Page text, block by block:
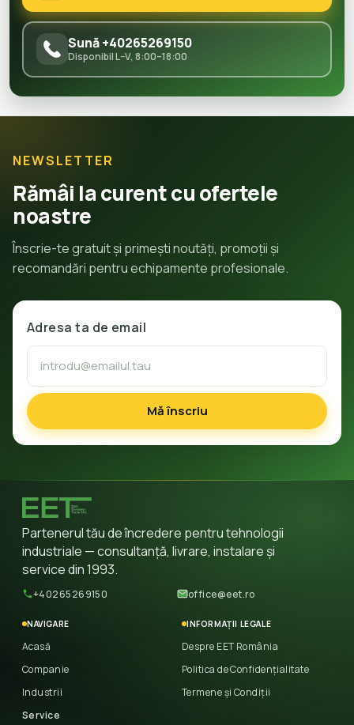
Sună +40265269150
Disponibil L–V, 8:00–18:00
NEWSLETTER
Rămâi la curent cu ofertele
noastre
Înscrie-te gratuit și primești noutăți, promoții și
recomandări pentru echipamente profesionale.
Adresa ta de email
Mă înscriu
Partenerul tău de încredere pentru tehnologii
industriale — consultanță, livrare, instalare și
service din 1993.
+40265269150 office@eet.ro
NAVIGARE
Acasă
Companie
Industrii
Service
INFORMAȚII LEGALE
Despre EET România
Politica de Confidențialitate
Termene și Condiții